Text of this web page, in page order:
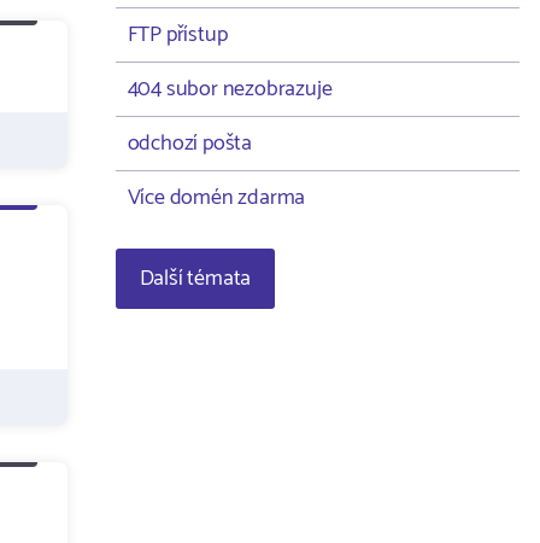
FTP přístup
404 subor nezobrazuje
odchozí pošta
Více domén zdarma
Další témata